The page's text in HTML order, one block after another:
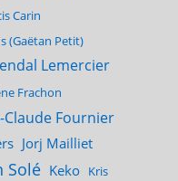
Carin
(Gaëtan Petit)
Lemercier
Frachon
Claude Fournier
Jorj Mailliet
Solé Keko Kris